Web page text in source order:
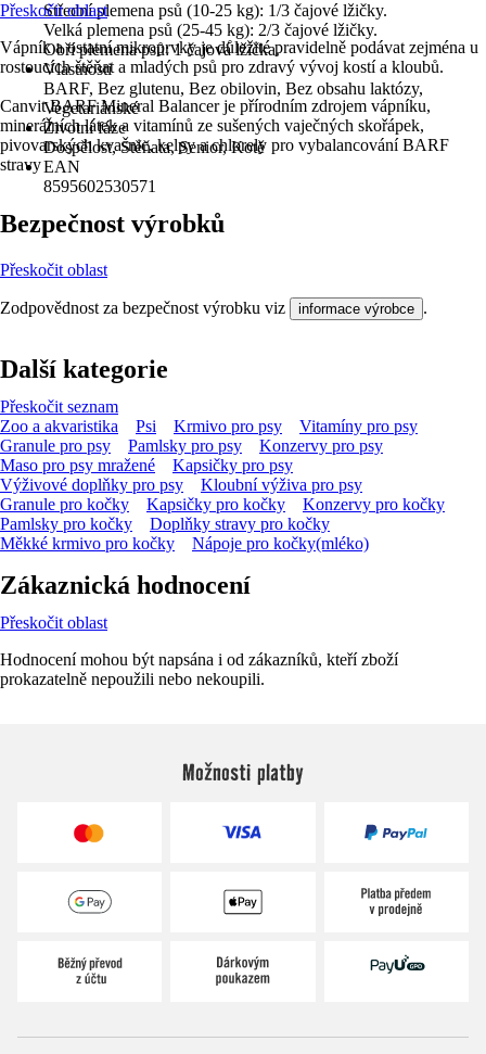
Střední plemena psů (10-25 kg): 1/3 čajové lžičky.
Velká plemena psů (25-45 kg): 2/3 čajové lžičky.
Obří plemena psů: 1 čajová lžička.
Vlastnosti
BARF, Bez glutenu, Bez obilovin, Bez obsahu laktózy,
Vegetariánské
Životní fáze
Dospělost, Štěňata, Senior, Kotě
EAN
8595602530571
Přeskočit oblast
Vápník a ostatní mikroprvky je důležité pravidelně podávat zejména u
rostoucích štěňat a mladých psů pro zdravý vývoj kostí a kloubů.
Canvit BARF Mineral Balancer je přírodním zdrojem vápníku,
minerálních látek a vitamínů ze sušených vaječných skořápek,
pivovarských kvasnic, kelpy a chlorely pro vybalancování BARF
stravy
Bezpečnost výrobků
Přeskočit oblast
Zodpovědnost za bezpečnost výrobku viz informace výrobce .
Další kategorie
Přeskočit seznam
Zoo a akvaristika
Psi Krmivo pro psy
Vitamíny pro psy
Granule pro psy
Pamlsky pro psy
Konzervy pro psy
Maso pro psy mražené
Kapsičky pro psy
Výživové doplňky pro psy
Kloubní výživa pro psy
Granule pro kočky
Kapsičky pro kočky
Konzervy pro kočky
Pamlsky pro kočky
Doplňky stravy pro kočky
Měkké krmivo pro kočky
Nápoje pro kočky(mléko)
Zákaznická hodnocení
Přeskočit oblast
Hodnocení mohou být napsána i od zákazníků, kteří zboží
prokazatelně nepoužili nebo nekoupili.
Možnosti platby